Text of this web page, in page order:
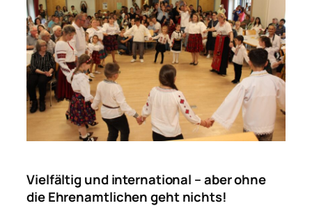
Vielfältig und international – aber ohne
die Ehrenamtlichen geht nichts!